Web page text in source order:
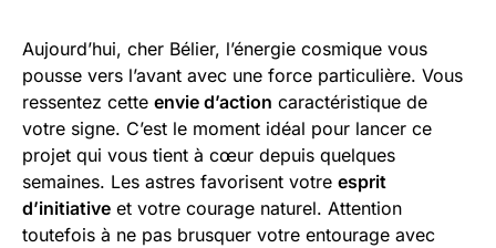
Aujourd’hui, cher Bélier, l’énergie cosmique vous
pousse vers l’avant avec une force particulière. Vous
ressentez cette envie d’action caractéristique de
votre signe. C’est le moment idéal pour lancer ce
projet qui vous tient à cœur depuis quelques
semaines. Les astres favorisent votre esprit
d’initiative et votre courage naturel. Attention
toutefois à ne pas brusquer votre entourage avec